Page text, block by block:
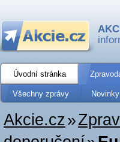
Úvodní stránka
Všechny zprávy
Akcie.cz»